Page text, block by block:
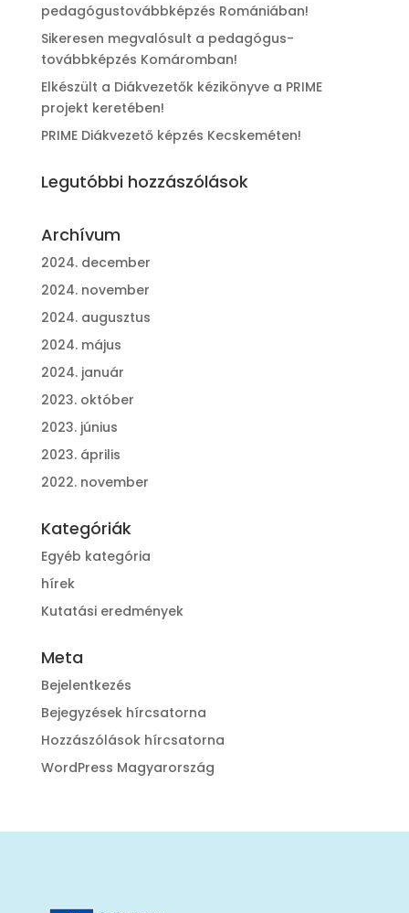
pedagógustovábbképzés Romániában!
Sikeresen megvalósult a pedagógus-
továbbképzés Komáromban!
Elkészült a Diákvezetők kézikönyve a PRIME
projekt keretében!
PRIME Diákvezető képzés Kecskeméten!
Legutóbbi hozzászólások
Archívum
2024. december
2024. november
2024. augusztus
2024. május
2024. január
2023. október
2023. június
2023. április
2022. november
Kategóriák
Egyéb kategória
hírek
Kutatási eredmények
Meta
Bejelentkezés
Bejegyzések hírcsatorna
Hozzászólások hírcsatorna
WordPress Magyarország